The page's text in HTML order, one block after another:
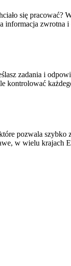
się
informacja
zadania i
pozwala
w wielu